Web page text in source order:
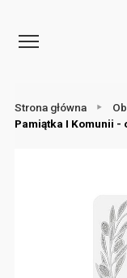
Strona główna
Pamiątka I Komunii